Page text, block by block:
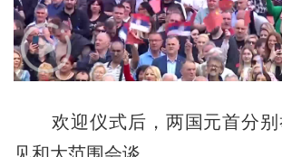
欢迎仪式后，两国元首分别